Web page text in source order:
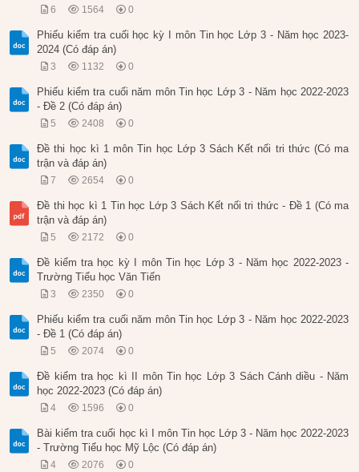
6 1564 0
Phiếu kiểm tra cuối học kỳ I môn Tin học Lớp 3 - Năm học 2023-
2024 (Có đáp án)
3 1132 0
Phiếu kiểm tra cuối năm môn Tin học Lớp 3 - Năm học 2022-2023
- Đề 2 (Có đáp án)
5 2408 0
Đề thi học kì 1 môn Tin học Lớp 3 Sách Kết nối tri thức (Có ma
trận và đáp án)
7 2654 0
Đề thi học kì 1 Tin học Lớp 3 Sách Kết nối tri thức - Đề 1 (Có ma
trận và đáp án)
5 2172 0
Đề kiểm tra học kỳ I môn Tin học Lớp 3 - Năm học 2022-2023 -
Trường Tiểu học Văn Tiến
3 2350 0
Phiếu kiểm tra cuối năm môn Tin học Lớp 3 - Năm học 2022-2023
- Đề 1 (Có đáp án)
5 2074 0
Đề kiểm tra học kì II môn Tin học Lớp 3 Sách Cánh diều - Năm
học 2022-2023 (Có đáp án)
4 1596 0
Bài kiểm tra cuối học kì I môn Tin học Lớp 3 - Năm học 2022-2023
- Trường Tiểu học Mỹ Lộc (Có đáp án)
4 2076 0